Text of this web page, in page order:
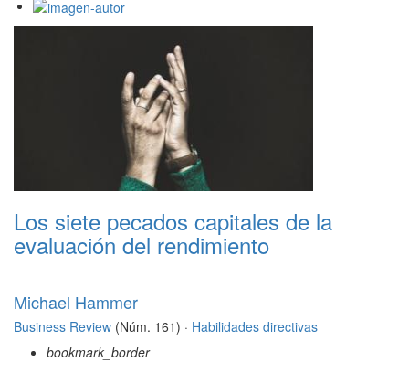
Los siete pecados capitales de la
evaluación del rendimiento
Michael Hammer
Business Review (Núm. 161) · Habilidades directivas
bookmark_border